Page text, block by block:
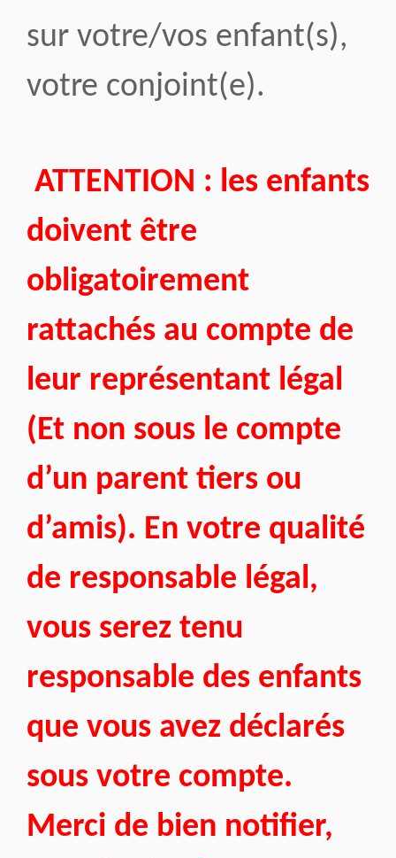
sur votre/vos enfant(s),
votre conjoint(e).
ATTENTION : les enfants
doivent être
obligatoirement
rattachés au compte de
leur représentant légal
(Et non sous le compte
d’un parent tiers ou
d’amis). En votre qualité
de responsable légal,
vous serez tenu
responsable des enfants
que vous avez déclarés
sous votre compte.
Merci de bien notifier,